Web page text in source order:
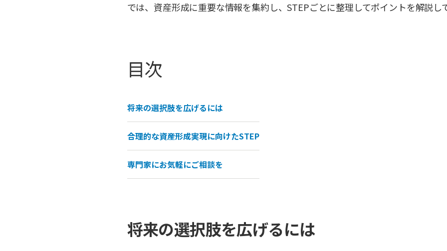
では、資産形成に重要な情報を集約し、STEPごとに整理してポイントを解説し
目次
将来の選択肢を広げるには
合理的な資産形成実現に向けたSTEP
専門家にお気軽にご相談を
将来の選択肢を広げるには